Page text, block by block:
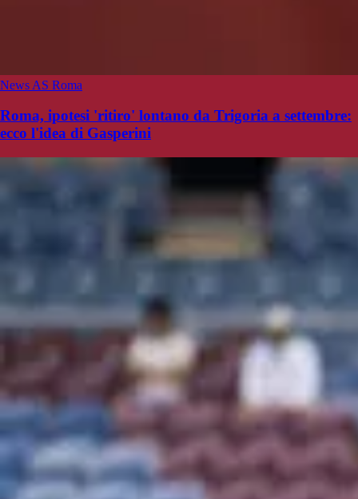
News AS Roma
Roma, ipotesi 'ritiro' lontano da Trigoria a settembre:
ecco l'idea di Gasperini